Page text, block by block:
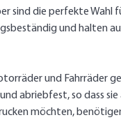
sind die perfekte
und halten
und Fahrräder
abriebfest, so dass
möchten,